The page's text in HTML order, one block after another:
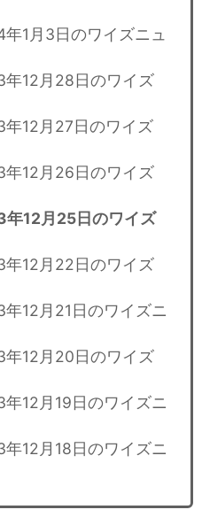
1月3日のワイズニュ
年12月28日のワイズ
年12月27日のワイズ
年12月26日のワイズ
年12月25日のワイズ
年12月22日のワイズ
12月21日のワイズニ
年12月20日のワイズ
12月19日のワイズニ
12月18日のワイズニ